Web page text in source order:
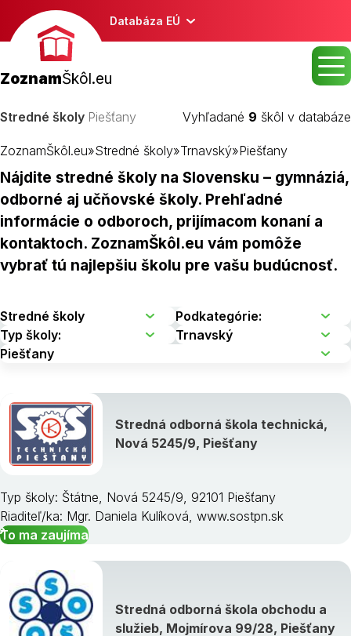
Databáza EÚ
ZoznamŠkôl.eu
Stredné školy Piešťany Vyhľadané 9 škôl v databáze
ZoznamŠkôl.eu»Stredné školy»Trnavský»Piešťany
Nájdite stredné školy na Slovensku – gymnáziá,
odborné aj učňovské školy. Prehľadné
informácie o odboroch, prijímacom konaní a
kontaktoch. ZoznamŠkôl.eu vám pomôže
vybrať tú najlepšiu školu pre vašu budúcnosť.
Stredná odborná škola technická,
Nová 5245/9, Piešťany
Typ školy: Štátne, Nová 5245/9, 92101 Piešťany
Riaditeľ/ka: Mgr. Daniela Kulíková, www.sostpn.sk
To ma zaujíma
Stredná odborná škola obchodu a
služieb, Mojmírova 99/28, Piešťany